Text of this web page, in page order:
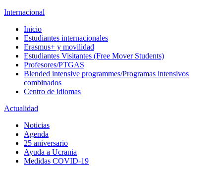
Internacional
Inicio
Estudiantes internacionales
Erasmus+ y movilidad
Estudiantes Visitantes (Free Mover Students)
Profesores/PTGAS
Blended intensive programmes/Programas intensivos
combinados
Centro de idiomas
Actualidad
Noticias
Agenda
25 aniversario
Ayuda a Ucrania
Medidas COVID-19